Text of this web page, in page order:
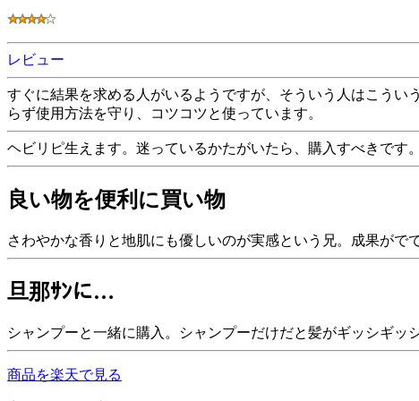
レビュー
すぐに結果を求める人がいるようですが、そういう人はこう
らず使用方法を守り、コツコツと使っています。
ヘビリピ生えます。迷っているかたがいたら、購入すべきです。
良い物を便利に買い物
さわやかな香りと地肌にも優しいのが実感という兄。成果がで
旦那ｻﾝに…
シャンプーと一緒に購入。シャンプーだけだと髪がギッシギ
商品を楽天で見る